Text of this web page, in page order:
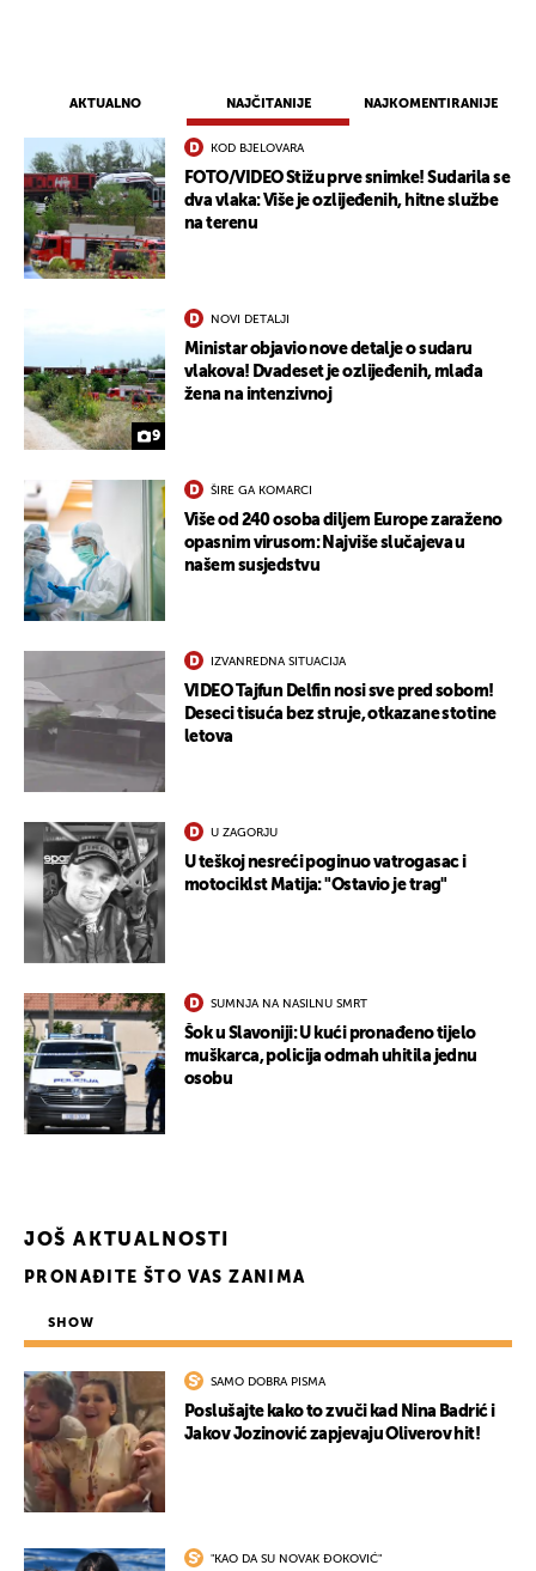
AKTUALNO NAJČITANIJE NAJKOMENTIRANIJE
KOD BJELOVARA
FOTO/VIDEO Stižu prve snimke! Sudarila se
dva vlaka: Više je ozlijeđenih, hitne službe
na terenu
9
NOVI DETALJI
Ministar objavio nove detalje o sudaru
vlakova! Dvadeset je ozlijeđenih, mlađa
žena na intenzivnoj
ŠIRE GA KOMARCI
Više od 240 osoba diljem Europe zaraženo
opasnim virusom: Najviše slučajeva u
našem susjedstvu
IZVANREDNA SITUACIJA
VIDEO Tajfun Delfin nosi sve pred sobom!
Deseci tisuća bez struje, otkazane stotine
letova
U ZAGORJU
U teškoj nesreći poginuo vatrogasac i
motociklst Matija: "Ostavio je trag"
SUMNJA NA NASILNU SMRT
Šok u Slavoniji: U kući pronađeno tijelo
muškarca, policija odmah uhitila jednu
osobu
JOŠ AKTUALNOSTI
PRONAĐITE ŠTO VAS ZANIMA
SHOW
SAMO DOBRA PISMA
Poslušajte kako to zvuči kad Nina Badrić i
Jakov Jozinović zapjevaju Oliverov hit!
"KAO DA SU NOVAK ĐOKOVIĆ"
UKLJUČITE NOTIFIKACIJE